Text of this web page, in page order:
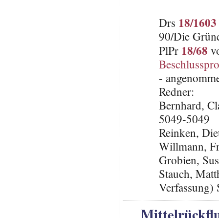
Drs 18/1603
90/Die
PlPr 18/68
-
Redner:
Bernhard,
5049-5049
Reinken,
Willmann,
Grobien,
Stauch,
Verfassung)